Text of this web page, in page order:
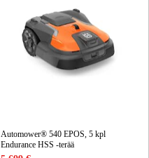
Automower® 540 EPOS, 5 kpl
Endurance HSS -terää